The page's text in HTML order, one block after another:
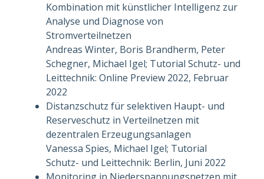
Kombination mit künstlicher Intelligenz zur
Analyse und Diagnose von
Stromverteilnetzen
Andreas Winter, Boris Brandherm, Peter
Schegner, Michael Igel; Tutorial Schutz- und
Leittechnik: Online Preview 2022, Februar
2022
Distanzschutz für selektiven Haupt- und
Reserveschutz in Verteilnetzen mit
dezentralen Erzeugungsanlagen
Vanessa Spies, Michael Igel; Tutorial
Schutz- und Leittechnik: Berlin, Juni 2022